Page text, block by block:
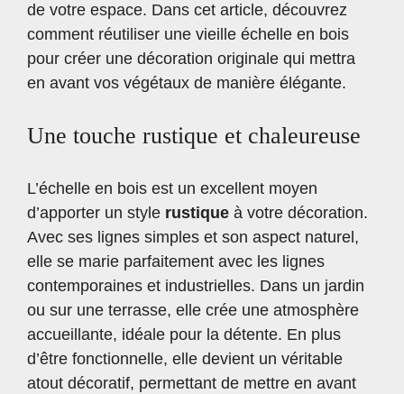
de votre espace. Dans cet article, découvrez
comment réutiliser une vieille échelle en bois
pour créer une décoration originale qui mettra
en avant vos végétaux de manière élégante.
Une touche rustique et chaleureuse
L’échelle en bois est un excellent moyen
d’apporter un style rustique à votre décoration.
Avec ses lignes simples et son aspect naturel,
elle se marie parfaitement avec les lignes
contemporaines et industrielles. Dans un jardin
ou sur une terrasse, elle crée une atmosphère
accueillante, idéale pour la détente. En plus
d’être fonctionnelle, elle devient un véritable
atout décoratif, permettant de mettre en avant